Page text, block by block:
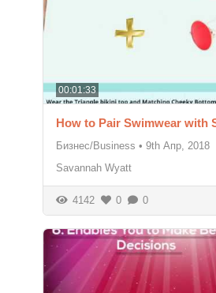
00:01:33
How to Pair Swimwear with
Бизнес/Business • 9th Апр, 2018
Savannah Wyatt
4142 0 0